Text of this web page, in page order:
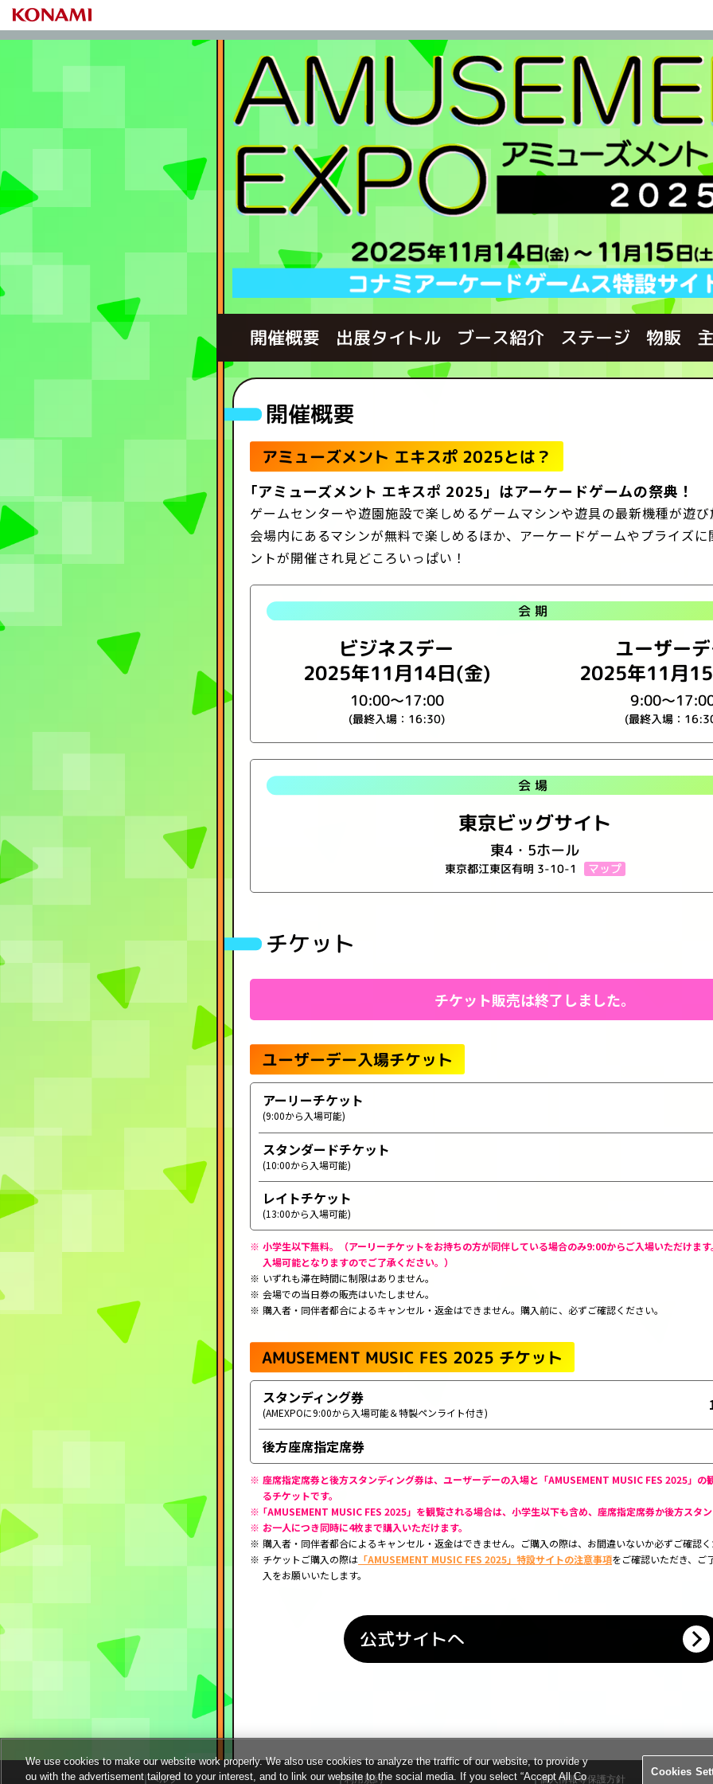
開催概要 出展タイトル ブース紹介 ステージ 物販
開催概要
アミューズメント エキスポ 2025とは？
｢アミューズメント エキスポ 2025」はアーケードゲームの祭典！
ゲームセンターや遊園施設で楽しめるゲームマシンや遊具の最新機種が遊
会場内にあるマシンが無料で楽しめるほか、アーケードゲームやプライズ
ントが開催され見どころいっぱい！
会期
ビジネスデー
2025年11月14日(金)
10:00～17:00
(最終入場：16:30)
ユーザー
2025年11月
9:00～
(最終入場：
会場
東京ビッグサイト
東4・5ホール
東京都江東区有明 3-10-1 マップ
チケット
チケット販売は終了しました。
ユーザーデー入場チケット
アーリーチケット
(9:00から入場可能)
スタンダードチケット
(10:00から入場可能)
レイトチケット
(13:00から入場可能)
小学生以下無料。（アーリーチケットをお持ちの方が同伴している場合のみ9:00からご入場いただけま
入場可能となりますのでご了承ください。）
いずれも滞在時間に制限はありません。
会場での当日券の販売はいたしません。
購入者・同伴者都合によるキャンセル・返金はできません。購入前に、必ずご確認ください。
AMUSEMENT MUSIC FES 2025 チケット
スタンディング券
(AMEXPOに9:00から入場可能＆特製ペンライト付き)
後方座席指定席券
座席指定席券と後方スタンディング券は、ユーザーデーの入場と「AMUSEMENT MUSIC FES 2025」の
るチケットです。
｢AMUSEMENT MUSIC FES 2025」を観覧される場合は、小学生以下も含め、座席指定席券か後方スタ
お一人につき同時に4枚まで購入いただけます。
購入者・同伴者都合によるキャンセル・返金はできません。ご購入の際は、お間違いないか必ずご確認
チケットご購入の際は 「AMUSEMENT MUSIC FES 2025」特設サイトの注意事項をご確認いただき、ご
入をお願いいたします。
公式サイトへ
ヘルプ 利用規約 個人情報等保護方針
We use cookies to make our website work properly. We also use cookies to analyze the traffic of our website, to provide y
ou with the advertisement tailored to your interest, and to link our website to the social media. If you select “Accept All Co
Cookies